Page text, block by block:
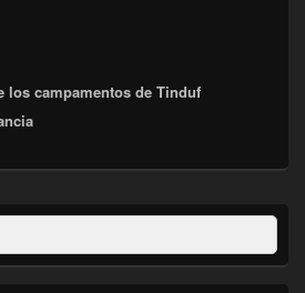
los campamentos de Tinduf